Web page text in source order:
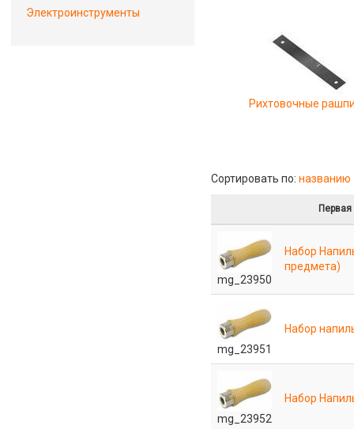
Рихтовочные
Сортировать по:названию
Первая
mg_23950
Набор
предмета)
mg_23951
Набор
mg_23952
Набор
Электроинструменты